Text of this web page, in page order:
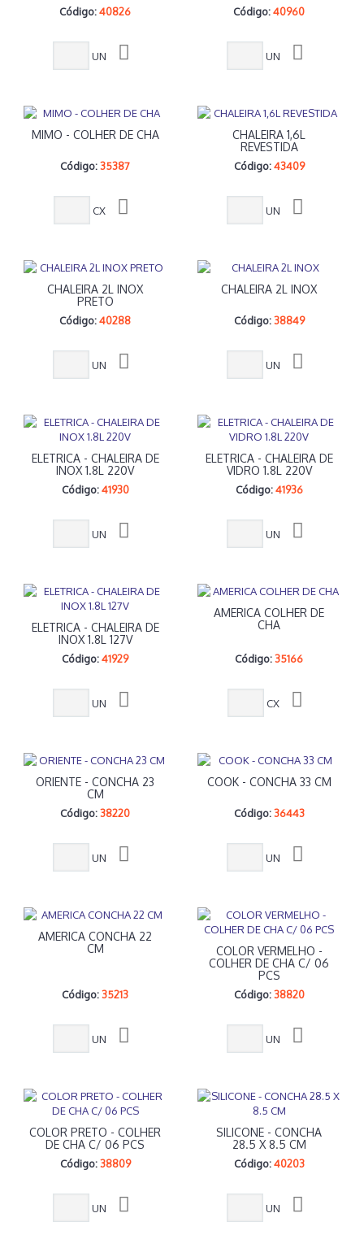
Código:40826
UN
Código:40960
UN
MIMO - COLHER DE CHA
Código:35387
CX
CHALEIRA 1,6L
REVESTIDA
Código: 43409
UN
CHALEIRA 2L INOX
PRETO
Código:40288
UN
CHALEIRA 2L INOX
Código: 38849
UN
ELETRICA - CHALEIRA DE
INOX 1.8L 220V
Código: 41930
UN
ELETRICA - CHALEIRA DE
VIDRO 1.8L 220V
Código: 41936
UN
ELETRICA - CHALEIRA DE
INOX 1.8L 127V
Código:41929
UN
AMERICA COLHER DE
CHA
Código:35166
CX
ORIENTE - CONCHA 23
CM
Código:38220
UN
COOK - CONCHA 33 CM
Código: 36443
UN
AMERICA CONCHA 22
CM
Código:35213
UN
COLOR VERMELHO -
COLHER DE CHA C/ 06
PCS
Código: 38820
UN
COLOR PRETO - COLHER
DE CHA C/ 06 PCS
Código: 38809
UN
SILICONE - CONCHA
28.5 X 8.5 CM
Código: 40203
UN